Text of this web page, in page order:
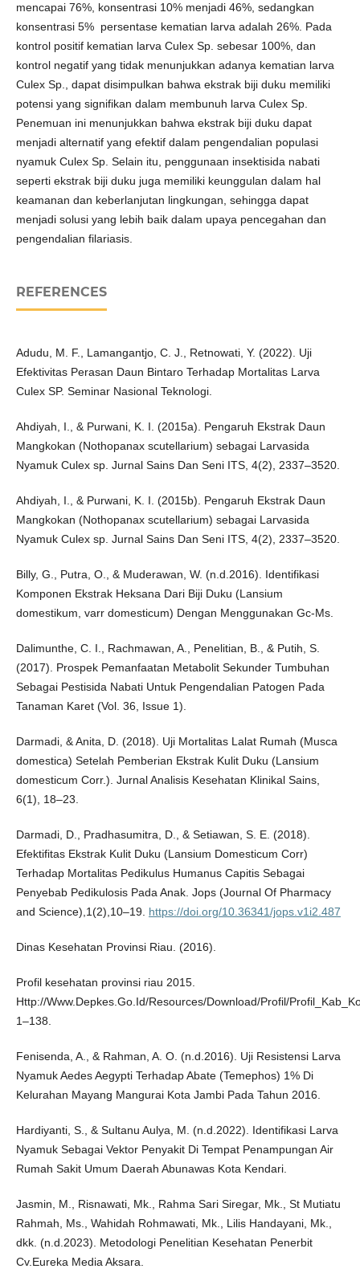
mencapai 76%, konsentrasi 10% menjadi 46%, sedangkan
konsentrasi 5% persentase kematian larva adalah 26%. Pada
kontrol positif kematian larva Culex Sp. sebesar 100%, dan
kontrol negatif yang tidak menunjukkan adanya kematian larva
Culex Sp., dapat disimpulkan bahwa ekstrak biji duku memiliki
potensi yang signifikan dalam membunuh larva Culex Sp.
Penemuan ini menunjukkan bahwa ekstrak biji duku dapat
menjadi alternatif yang efektif dalam pengendalian populasi
nyamuk Culex Sp. Selain itu, penggunaan insektisida nabati
seperti ekstrak biji duku juga memiliki keunggulan dalam hal
keamanan dan keberlanjutan lingkungan, sehingga dapat
menjadi solusi yang lebih baik dalam upaya pencegahan dan
pengendalian filariasis.
REFERENCES
Adudu, M. F., Lamangantjo, C. J., Retnowati, Y. (2022). Uji
Efektivitas Perasan Daun Bintaro Terhadap Mortalitas Larva
Culex SP. Seminar Nasional Teknologi.
Ahdiyah, I., & Purwani, K. I. (2015a). Pengaruh Ekstrak Daun
Mangkokan (Nothopanax scutellarium) sebagai Larvasida
Nyamuk Culex sp. Jurnal Sains Dan Seni ITS, 4(2), 2337–3520.
Ahdiyah, I., & Purwani, K. I. (2015b). Pengaruh Ekstrak Daun
Mangkokan (Nothopanax scutellarium) sebagai Larvasida
Nyamuk Culex sp. Jurnal Sains Dan Seni ITS, 4(2), 2337–3520.
Billy, G., Putra, O., & Muderawan, W. (n.d.2016). Identifikasi
Komponen Ekstrak Heksana Dari Biji Duku (Lansium
domestikum, varr domesticum) Dengan Menggunakan Gc-Ms.
Dalimunthe, C. I., Rachmawan, A., Penelitian, B., & Putih, S.
(2017). Prospek Pemanfaatan Metabolit Sekunder Tumbuhan
Sebagai Pestisida Nabati Untuk Pengendalian Patogen Pada
Tanaman Karet (Vol. 36, Issue 1).
Darmadi, & Anita, D. (2018). Uji Mortalitas Lalat Rumah (Musca
domestica) Setelah Pemberian Ekstrak Kulit Duku (Lansium
domesticum Corr.). Jurnal Analisis Kesehatan Klinikal Sains,
6(1), 18–23.
Darmadi, D., Pradhasumitra, D., & Setiawan, S. E. (2018).
Efektifitas Ekstrak Kulit Duku (Lansium Domesticum Corr)
Terhadap Mortalitas Pedikulus Humanus Capitis Sebagai
Penyebab Pedikulosis Pada Anak. Jops (Journal Of Pharmacy
and Science),1(2),10–19. https://doi.org/10.36341/jops.v1i2.487
Dinas Kesehatan Provinsi Riau. (2016).
Profil kesehatan provinsi riau 2015.
Http://Www.Depkes.Go.Id/Resources/Download/Profil/
1–138.
Fenisenda, A., & Rahman, A. O. (n.d.2016). Uji Resistensi Larva
Nyamuk Aedes Aegypti Terhadap Abate (Temephos) 1% Di
Kelurahan Mayang Mangurai Kota Jambi Pada Tahun 2016.
Hardiyanti, S., & Sultanu Aulya, M. (n.d.2022). Identifikasi Larva
Nyamuk Sebagai Vektor Penyakit Di Tempat Penampungan Air
Rumah Sakit Umum Daerah Abunawas Kota Kendari.
Jasmin, M., Risnawati, Mk., Rahma Sari Siregar, Mk., St Mutiatu
Rahmah, Ms., Wahidah Rohmawati, Mk., Lilis Handayani, Mk.,
dkk. (n.d.2023). Metodologi Penelitian Kesehatan Penerbit
Cv.Eureka Media Aksara.